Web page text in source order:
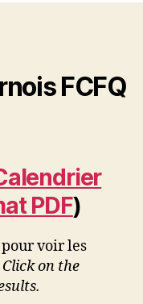
FCFQ
PDF)
voir les
Click on the